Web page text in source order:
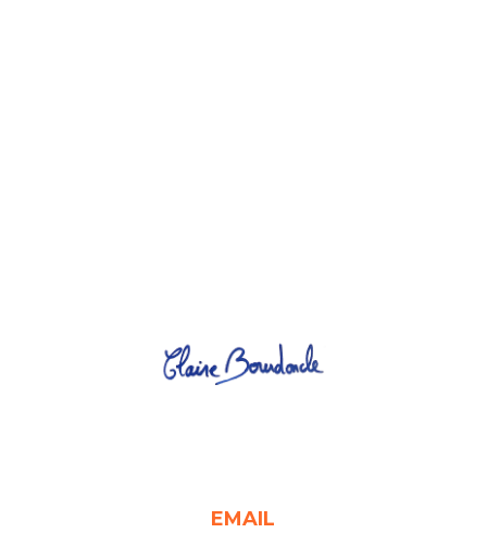
EMAIL